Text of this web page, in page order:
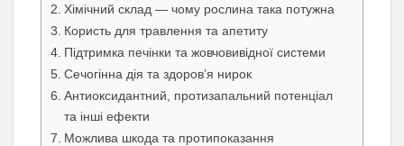
Хімічний склад — чому рослина така потужна
Користь для травлення та апетиту
Підтримка печінки та жовчовивідної системи
Сечогінна дія та здоров’я нирок
Антиоксидантний, протизапальний потенціал
та інші ефекти
Можлива шкода та протипоказання